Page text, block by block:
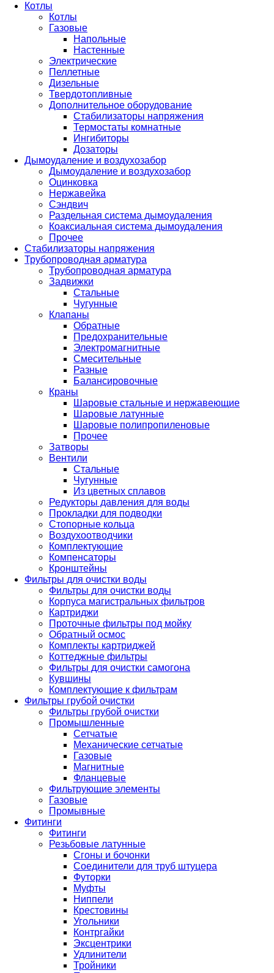
Котлы
Котлы
Газовые
Напольные
Настенные
Электрические
Пеллетные
Дизельные
Твердотопливные
Дополнительное оборудование
Стабилизаторы напряжения
Термостаты комнатные
Ингибиторы
Дозаторы
Дымоудаление и воздухозабор
Дымоудаление и воздухозабор
Оцинковка
Нержавейка
Сэндвич
Раздельная система дымоудаления
Коаксиальная система дымоудаления
Прочее
Стабилизаторы напряжения
Трубопроводная арматура
Трубопроводная арматура
Задвижки
Стальные
Чугунные
Клапаны
Обратные
Предохранительные
Электромагнитные
Смесительные
Разные
Балансировочные
Краны
Шаровые стальные и нержавеющие
Шаровые латунные
Шаровые полипропиленовые
Прочее
Затворы
Вентили
Стальные
Чугунные
Из цветных сплавов
Редукторы давления для воды
Прокладки для подводки
Стопорные кольца
Воздухоотводчики
Комплектующие
Компенсаторы
Кронштейны
Фильтры для очистки воды
Фильтры для очистки воды
Корпуса магистральных фильтров
Картриджи
Проточные фильтры под мойку
Обратный осмос
Комплекты картриджей
Коттеджные фильтры
Фильтры для очистки самогона
Кувшины
Комплектующие к фильтрам
Фильтры грубой очистки
Фильтры грубой очистки
Промышленные
Сетчатые
Механические сетчатые
Газовые
Магнитные
Фланцевые
Фильтрующие элементы
Газовые
Промывные
Фитинги
Фитинги
Резьбовые латунные
Сгоны и бочонки
Соединители для труб штуцера
Футорки
Муфты
Ниппели
Крестовины
Угольники
Контргайки
Эксцентрики
Удлинители
Тройники